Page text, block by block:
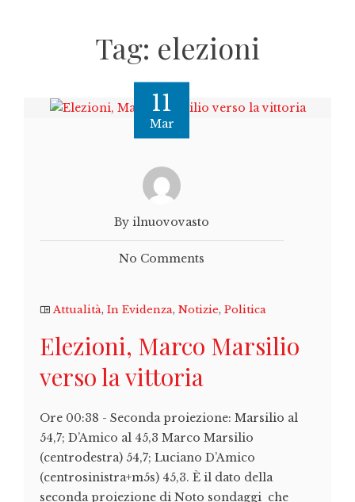
Tag: elezioni
11
Mar
By ilnuovovasto
No Comments
Attualità, In Evidenza, Notizie, Politica
Elezioni, Marco Marsilio
verso la vittoria
Ore 00:38 - Seconda proiezione: Marsilio al
54,7; D’Amico al 45,3 Marco Marsilio
(centrodestra) 54,7; Luciano D’Amico
(centrosinistra+m5s) 45,3. È il dato della
seconda proiezione di Noto sondaggi che